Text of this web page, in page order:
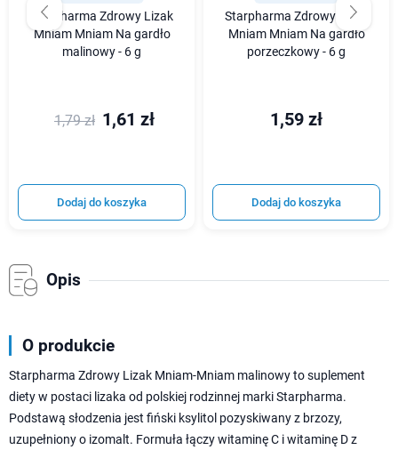
Starpharma Zdrowy Lizak
Mniam Mniam Na gardło
malinowy - 6 g
1,79 zł 1,61 zł
Dodaj do koszyka
Starpharma Zdrowy Lizak
Mniam Mniam Na gardło
porzeczkowy - 6 g
1,59 zł
Dodaj do koszyka
Opis
O produkcie
Starpharma Zdrowy Lizak Mniam-Mniam malinowy to suplement
diety w postaci lizaka od polskiej rodzinnej marki Starpharma.
Podstawą słodzenia jest fiński ksylitol pozyskiwany z brzozy,
uzupełniony o izomalt. Formuła łączy witaminę C i witaminę D z